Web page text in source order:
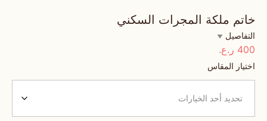
خاتم ملكة المجرات السكني
التفاصيل
400 ر.ع.
اختيار المقاس